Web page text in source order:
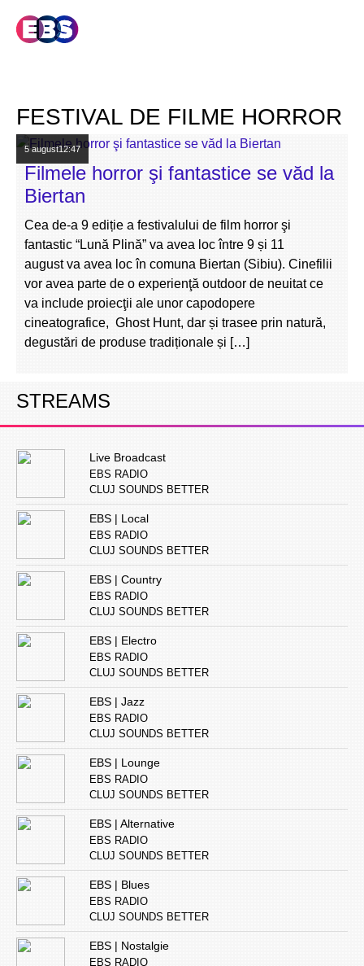
FESTIVAL DE FILME HORROR
5 august12:47
Filmele horror şi fantastice se văd la
Biertan
Cea de-a 9 ediție a festivalului de film horror şi
fantastic “Lună Plină” va avea loc între 9 și 11
august va avea loc în comuna Biertan (Sibiu). Cinefilii
vor avea parte de o experienţă outdoor de neuitat ce
va include proiecţii ale unor capodopere
cineatografice, Ghost Hunt, dar și trasee prin natură,
degustări de produse tradiționale și […]
STREAMS
Live Broadcast
EBS RADIO
CLUJ SOUNDS BETTER
EBS | Local
EBS RADIO
CLUJ SOUNDS BETTER
EBS | Country
EBS RADIO
CLUJ SOUNDS BETTER
EBS | Electro
EBS RADIO
CLUJ SOUNDS BETTER
EBS | Jazz
EBS RADIO
CLUJ SOUNDS BETTER
EBS | Lounge
EBS RADIO
CLUJ SOUNDS BETTER
EBS | Alternative
EBS RADIO
CLUJ SOUNDS BETTER
EBS | Blues
EBS RADIO
CLUJ SOUNDS BETTER
EBS | Nostalgie
EBS RADIO